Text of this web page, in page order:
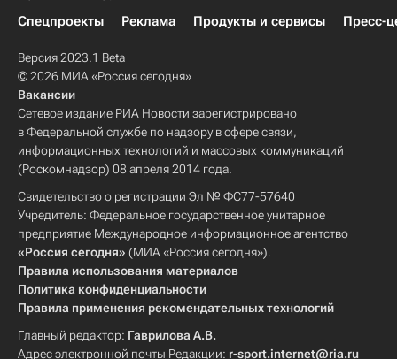
Спецпроекты
Реклама Продукты и сервисы Пресс-
Версия 2023.1 Beta
© 2026 МИА «Россия сегодня»
Вакансии
Сетевое издание РИА Новости зарегистрировано
в Федеральной службе по надзору в сфере связи,
информационных технологий и массовых коммуникаций
(Роскомнадзор) 08 апреля 2014 года.
Свидетельство о регистрации Эл № ФС77-57640
Учредитель: Федеральное государственное унитарное
предприятие Международное информационное агентство
«Россия сегодня» (МИА «Россия сегодня»).
Правила использования материалов
Политика конфиденциальности
Правила применения рекомендательных технологий
Главный редактор: Гаврилова А.В.
Адрес электронной почты Редакции: r-sport.internet@ria.ru